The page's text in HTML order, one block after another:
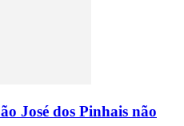
José dos Pinhais não